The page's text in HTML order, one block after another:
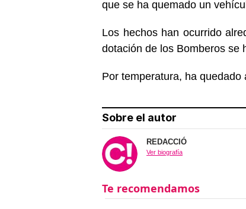
que se ha quemado un
Los hechos han ocurrido
dotación de los Bomberos se
Por temperatura, ha
Sobre el autor
REDACCIÓ
Ver biografía